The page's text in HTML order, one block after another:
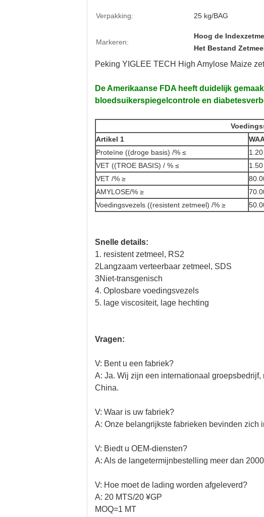
Verpakking: 25 kg/BAG
Markeren:
Hoog de
Het Bestand
Peking YIGLEE TECH High Amylose Maize
De Amerikaanse FDA heeft duidelijk
bloedsuikerspiegelcontrole en
Artikel 1
Proteïne ((droge basis) /% ≤
1.20
VET ((TROE BASIS) / % ≤
1.50
VET /% ≥
AMYLOSE/% ≥
Voedingsvezels ((resistent zetmeel) /% ≥
Snelle details:
1. resistent zetmeel, RS2
2Langzaam verteerbaar zetmeel, SDS
3Niet-transgenisch
4. Oplosbare voedingsvezels
5. lage viscositeit, lage hechting
Vragen:
V: Bent u een fabriek?
A: Ja. Wij zijn een internationaal
China.
V: Waar is uw fabriek?
A: Onze belangrijkste fabrieken bevinden zich
V: Biedt u OEM-diensten?
A: Als de langetermijnbestelling meer dan
V: Hoe moet de lading worden afgeleverd?
A: 20 MTS/20 ¥GP
MOQ=1 MT